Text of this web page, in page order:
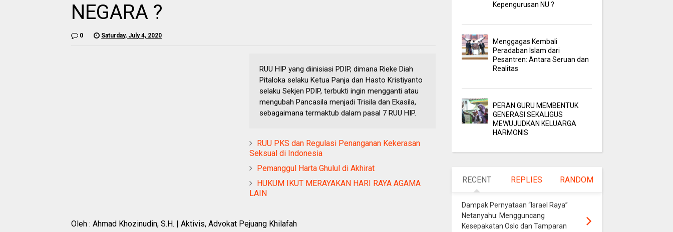
NEGARA ?
0 Saturday, July 4, 2020
RUU HIP yang diinisiasi PDIP, dimana Rieke Diah
Pitaloka selaku Ketua Panja dan Hasto Kristiyanto
selaku Sekjen PDIP, terbukti ingin mengganti atau
mengubah Pancasila menjadi Trisila dan Ekasila,
sebagaimana termaktub dalam pasal 7 RUU HIP.
RUU PKS dan Regulasi Penanganan Kekerasan
Seksual di Indonesia
Pemanggul Harta Ghulul di Akhirat
HUKUM IKUT MERAYAKAN HARI RAYA AGAMA
LAIN
Oleh : Ahmad Khozinudin, S.H. | Aktivis, Advokat Pejuang Khilafah
Kepengurusan NU ?
Menggagas Kembali
Peradaban Islam dari
Pesantren: Antara Seruan dan
Realitas
PERAN GURU MEMBENTUK
GENERASI SEKALIGUS
MEWUJUDKAN KELUARGA
HARMONIS
RECENT REPLIES RANDOM
Dampak Pernyataan “Israel Raya”
Netanyahu: Mengguncang
Kesepakatan Oslo dan Tamparan